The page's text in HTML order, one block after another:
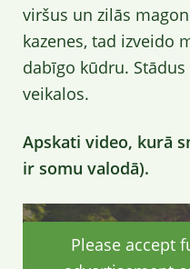
viršus un zilās
kazenes, tad izveido
dabīgo kūdru.
veikalos.
Apskati video, kurā
ir somu valodā).
Please accept